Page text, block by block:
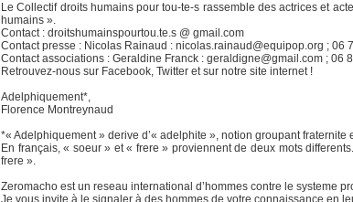
Le Collectif droits humains pour tou-te-s rassemble des actrices et
humains ».
Contact : droitshumainspourtou.te.s @ gmail.com
Contact presse : Nicolas Rainaud : nicolas.rainaud@equipop.org ; 06
Contact associations : Geraldine Franck : geraldigne@gmail.com ; 06
Retrouvez-nous sur Facebook, Twitter et sur notre site internet !
Adelphiquement*,
Florence Montreynaud
*« Adelphiquement » derive d’« adelphite », notion groupant
En français, « soeur » et « frere » proviennent de deux mots
frere ».
Zeromacho est un reseau international d’hommes contre le systeme